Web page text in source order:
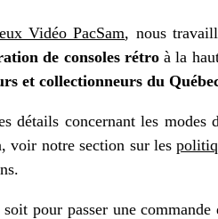
Vidéo PacSam, nous
de consoles rétroà la
et collectionneurs du
détails concernant les
voir notre section sur les
soit pour passer une commande